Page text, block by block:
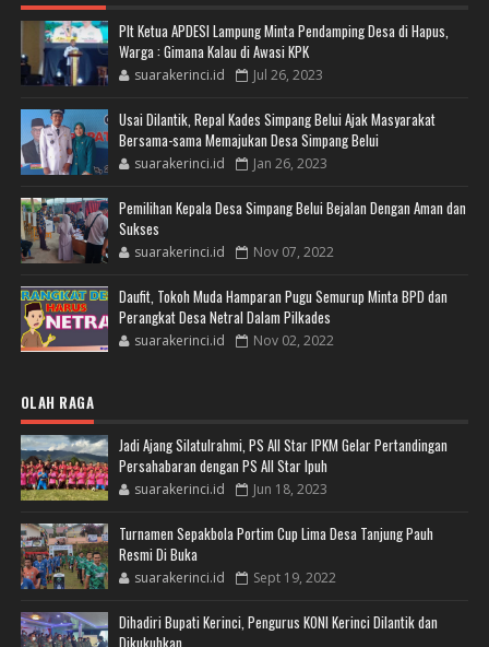
Plt Ketua APDESI Lampung Minta Pendamping Desa di Hapus,
Warga : Gimana Kalau di Awasi KPK
suarakerinci.id Jul 26, 2023
Usai Dilantik, Repal Kades Simpang Belui Ajak Masyarakat
Bersama-sama Memajukan Desa Simpang Belui
suarakerinci.id Jan 26, 2023
Pemilihan Kepala Desa Simpang Belui Bejalan Dengan Aman dan
Sukses
suarakerinci.id Nov 07, 2022
Daufit, Tokoh Muda Hamparan Pugu Semurup Minta BPD dan
Perangkat Desa Netral Dalam Pilkades
suarakerinci.id Nov 02, 2022
OLAH RAGA
Jadi Ajang Silatulrahmi, PS All Star IPKM Gelar Pertandingan
Persahabaran dengan PS All Star Ipuh
suarakerinci.id Jun 18, 2023
Turnamen Sepakbola Portim Cup Lima Desa Tanjung Pauh
Resmi Di Buka
suarakerinci.id Sept 19, 2022
Dihadiri Bupati Kerinci, Pengurus KONI Kerinci Dilantik dan
Dikukuhkan